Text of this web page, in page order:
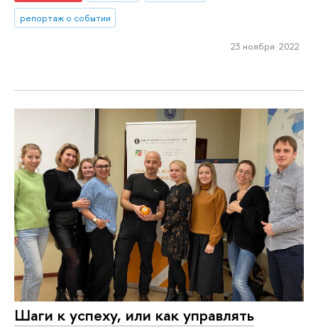
репортаж о событии
23 ноября 2022
Шаги к успеху, или как управлять